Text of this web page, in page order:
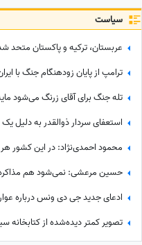
سیاست
عربستان، ترکیه و پاکستان متحد
ترامپ از پایان زودهنگام جنگ با
حسین مرعشی: نمی‌شود هم